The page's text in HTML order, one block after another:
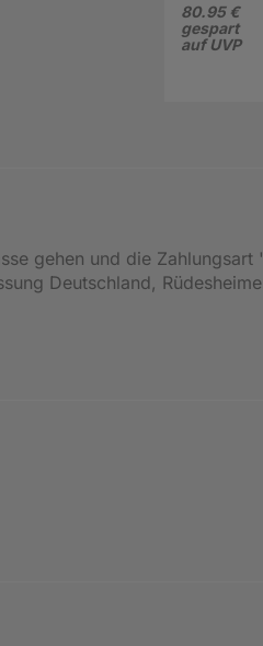
80.95 €
gespart
auf UVP
gehen und die Zahlungsart
Deutschland,